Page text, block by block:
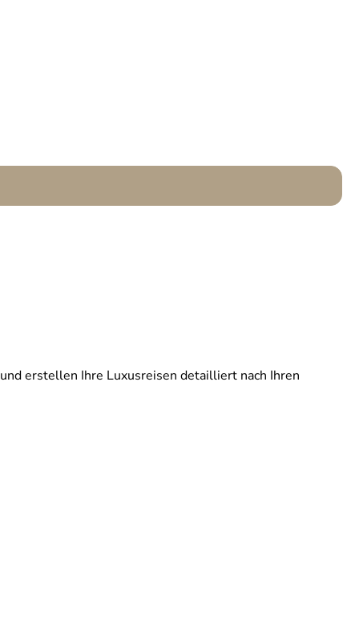
erstellen Ihre Luxusreisen detailliert nach Ihren